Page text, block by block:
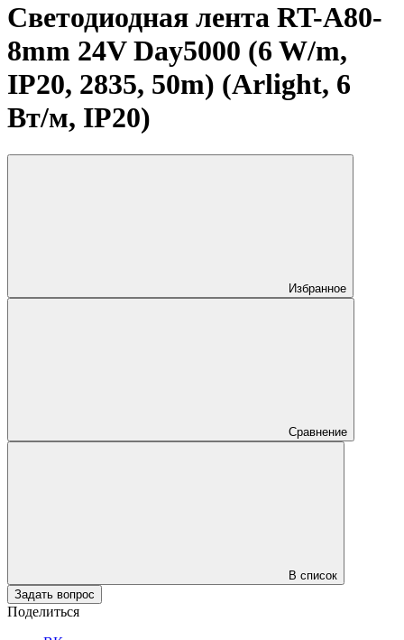
Светодиодная лента RT-A80-
8mm 24V Day5000 (6 W/m,
IP20, 2835, 50m) (Arlight, 6
Вт/м, IP20)
Избранное
Сравнение
В список
Задать вопрос
Поделиться